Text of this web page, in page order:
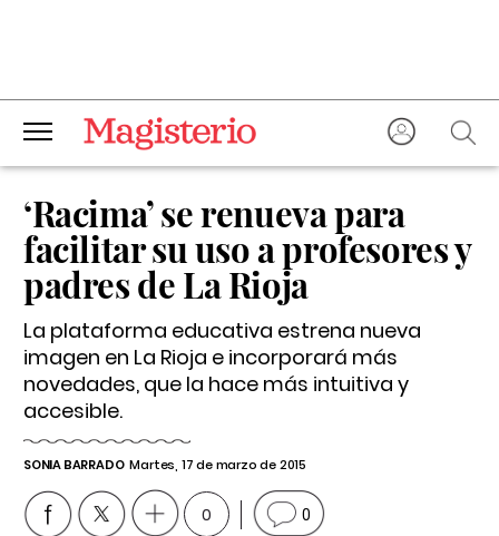
‘Racima’ se renueva para
facilitar su uso a profesores y
padres de La Rioja
La plataforma educativa estrena nueva
imagen en La Rioja e incorporará más
novedades, que la hace más intuitiva y
accesible.
SONIA BARRADO Martes, 17 de marzo de 2015
0 0